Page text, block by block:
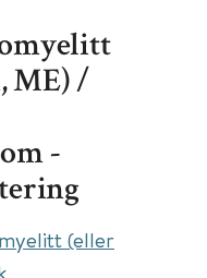
ME) /
-
(eller